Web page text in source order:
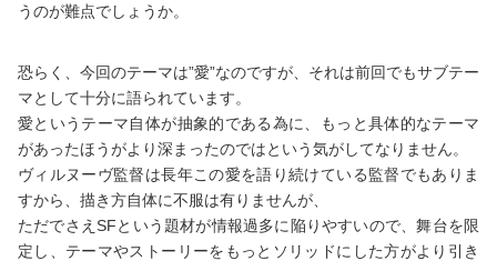
うのが難点でしょうか。
恐らく、今回のテーマは”愛”なのですが、それは前回でもサブテー
マとして十分に語られています。
愛というテーマ自体が抽象的である為に、もっと具体的なテーマ
があったほうがより深まったのではという気がしてなりません。
ヴィルヌーヴ監督は長年この愛を語り続けている監督でもありま
すから、描き方自体に不服は有りませんが、
ただでさえSFという題材が情報過多に陥りやすいので、舞台を限
定し、テーマやストーリーをもっとソリッドにした方がより引き